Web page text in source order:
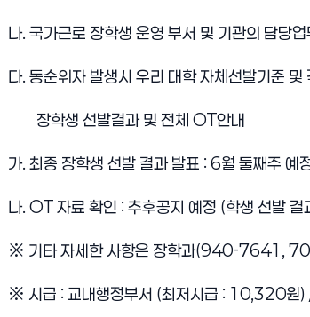
나. 국가근로 장학생 운영 부서 및 기관의 담당
다. 동순위자 발생시 우리 대학 자체선발기준
장학생 선발결과 및 전체 OT안내
가. 최종 장학생 선발 결과 발표 : 6월 둘째주 예
나. OT 자료 확인 : 추후공지 예정 (학생 선발 결
※ 기타 자세한 사항은 장학과(940-7641,
※ 시급 : 교내행정부서 (최저시급 : 10,320원